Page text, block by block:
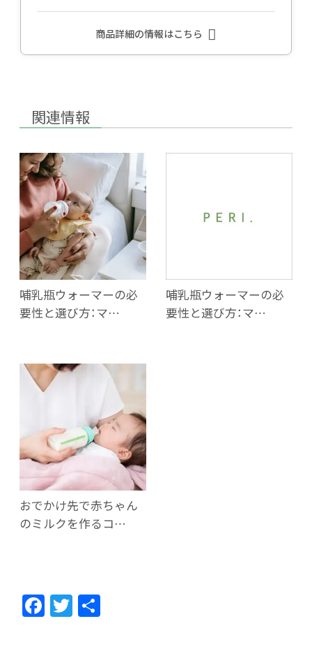
商品詳細の情報はこちら
関連情報
哺乳瓶ウォーマーの必
要性と選び方：マ…
哺乳瓶ウォーマーの必
要性と選び方：マ…
おでかけ先で赤ちゃん
のミルクを作るコ…
F
ac
T
w